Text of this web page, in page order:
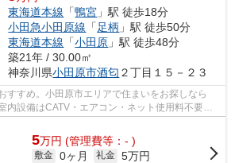
東海道本線 「鴨宮 」駅 徒歩18分
小田急小田原線 「 足柄 」駅 徒歩50分
東海道本線 「小田原 」駅 徒歩48分
築21年 / 30.00㎡
神奈川県小田原市酒匂 ２丁目１５－２３
すすめ。小田原市エリアで住まいをお探しなら
内設備はCATV・エアコン・ネット使用料不要な
ています。バル...
5万円 (管理費等：- )
敷金 0ヶ月 礼金 5万円